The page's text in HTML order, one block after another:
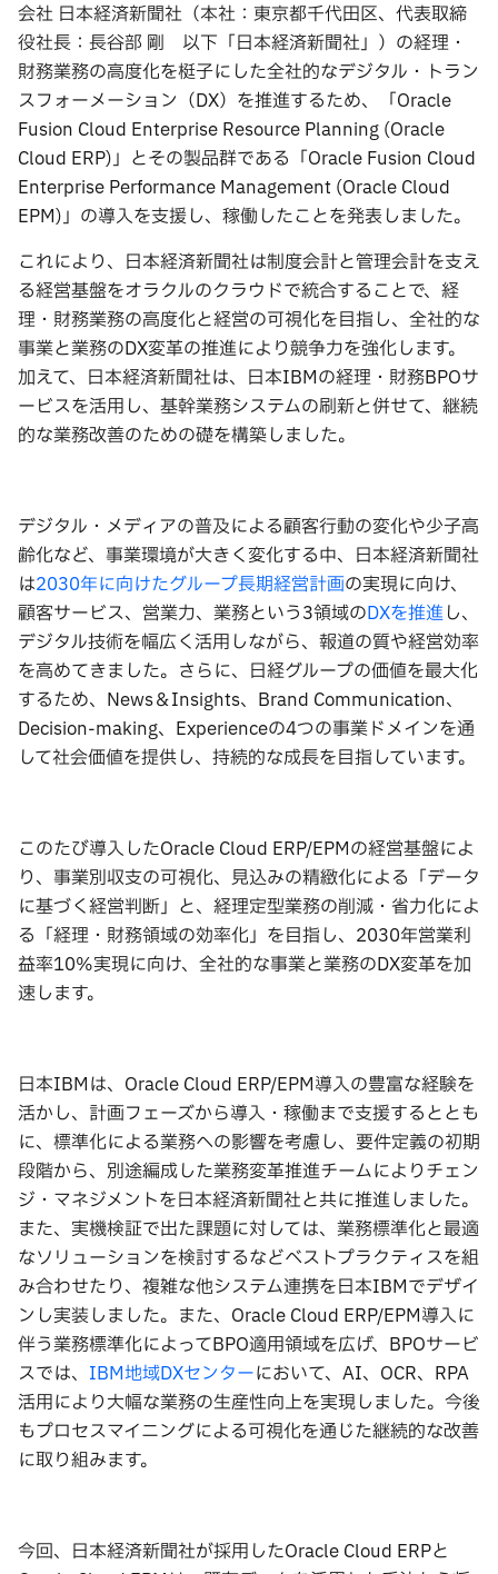
会社 日本経済新聞社（本社：東京都千代田区、代表取締
役社長：長谷部 剛 以下「日本経済新聞社」）の経理・
財務業務の高度化を梃子にした全社的なデジタル・トラン
スフォーメーション（DX）を推進するため、「Oracle
Fusion Cloud Enterprise Resource Planning (Oracle
Cloud ERP)」とその製品群である「Oracle Fusion Cloud
Enterprise Performance Management (Oracle Cloud
EPM)」の導入を支援し、稼働したことを発表しました。
これにより、日本経済新聞社は制度会計と管理会計を支え
る経営基盤をオラクルのクラウドで統合することで、経
理・財務業務の高度化と経営の可視化を目指し、全社的な
事業と業務のDX変革の推進により競争力を強化します。
加えて、日本経済新聞社は、日本IBMの経理・財務BPOサ
ービスを活用し、基幹業務システムの刷新と併せて、継続
的な業務改善のための礎を構築しました。
デジタル・メディアの普及による顧客行動の変化や少子高
齢化など、事業環境が大きく変化する中、日本経済新聞社
は2030年に向けたグループ長期経営計画の実現に向け、
顧客サービス、営業力、業務という3領域のDXを推進し、
デジタル技術を幅広く活用しながら、報道の質や経営効率
を高めてきました。さらに、日経グループの価値を最大化
するため、News＆Insights、Brand Communication、
Decision-making、Experienceの4つの事業ドメインを通
して社会価値を提供し、持続的な成長を目指しています。
このたび導入したOracle Cloud ERP/EPMの経営基盤によ
り、事業別収支の可視化、見込みの精緻化による「データ
に基づく経営判断」と、経理定型業務の削減・省力化によ
る「経理・財務領域の効率化」を目指し、2030年営業利
益率10%実現に向け、全社的な事業と業務のDX変革を加
速します。
日本IBMは、Oracle Cloud ERP/EPM導入の豊富な経験を
活かし、計画フェーズから導入・稼働まで支援するととも
に、標準化による業務への影響を考慮し、要件定義の初期
段階から、別途編成した業務変革推進チームによりチェン
ジ・マネジメントを日本経済新聞社と共に推進しました。
また、実機検証で出た課題に対しては、業務標準化と最適
なソリューションを検討するなどベストプラクティスを組
み合わせたり、複雑な他システム連携を日本IBMでデザイ
ンし実装しました。また、Oracle Cloud ERP/EPM導入に
伴う業務標準化によってBPO適用領域を広げ、BPOサービ
スでは、 IBM地域DXセンターにおいて、AI、OCR、RPA
活用により大幅な業務の生産性向上を実現しました。今後
もプロセスマイニングによる可視化を通じた継続的な改善
に取り組みます。
今回、日本経済新聞社が採用したOracle Cloud ERPと